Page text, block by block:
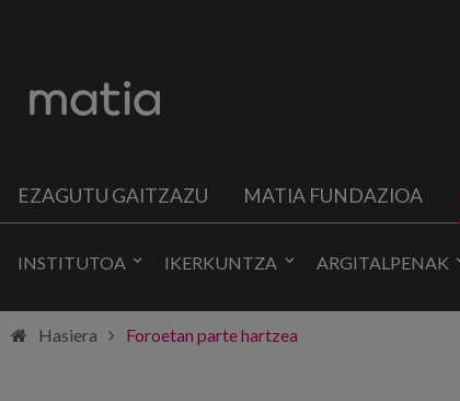
EZAGUTU GAITZAZU MATIA FUNDAZIOA
INSTITUTOA IKERKUNTZA ARGITALPENAK
Hasiera Foroetan parte hartzea